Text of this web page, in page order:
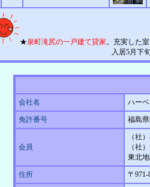
★泉町滝尻の一戸建て貸家。充実した
入居5月下
会社名 ハー
免許番号 福島
会員
（社
（社
東北
住所 〒